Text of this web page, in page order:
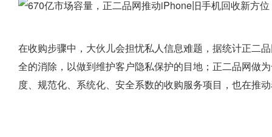
在收购步骤中，大伙儿会担忧私人信息难题，据统计正二
全的消除，以做到维护客户隐私保护的目地；正二品网做
度、规范化、系统化、安全系数的收购服务项目，也在推